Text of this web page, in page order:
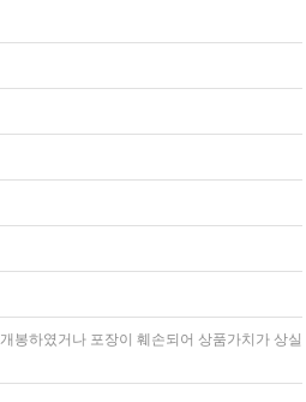
봉하였거나 포장이 훼손되어 상품가치가 상실